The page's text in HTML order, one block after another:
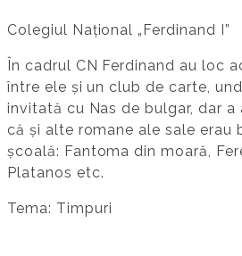
Colegiul Național „Ferdinand I”
În cadrul CN Ferdinand au loc
între ele și un club de carte,
invitată cu Nas de bulgar, dar
că și alte romane ale sale erau
școală: Fantoma din moară,
Platanos etc.
Tema: Timpuri